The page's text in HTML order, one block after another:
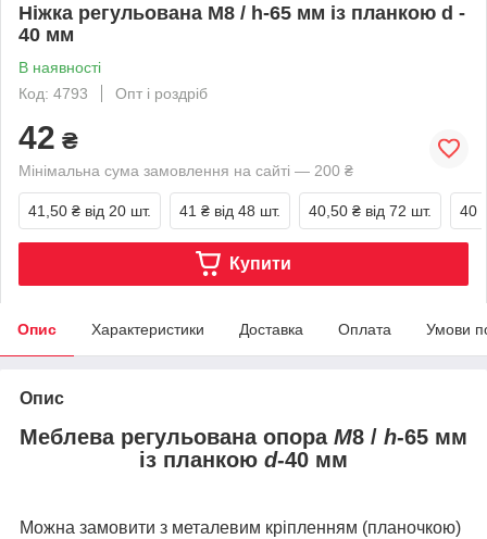
Ніжка регульована М8 / h-65 мм із планкою d -
40 мм
В наявності
Код: 4793
Опт і роздріб
42 ₴
Мінімальна сума замовлення на сайті — 200 ₴
41,50 ₴ від 20 шт. 41 ₴ від 48 шт. 40,50 ₴ від 72 шт. 40
Купити
Опис Характеристики Доставка Оплата Умови
Опис
Меблева регульована опора М8 / h-65 мм
із планкою d-40 мм
Можна замовити з металевим кріпленням (планочкою)